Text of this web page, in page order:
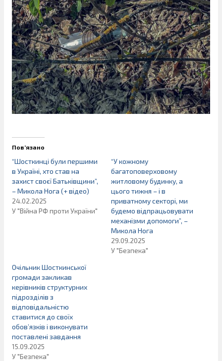
Пов’язано
“Шосткинці були першими
в Україні, хто став на
захист своєї Батьківщини”,
– Микола Нога (+ відео)
24.02.2025
У "Війна РФ проти України"
“У кожному
багатоповерховому
житловому будинку, а
цього тижня – і в
приватному секторі, ми
будемо відпрацьовувати
механізми допомоги”, –
Микола Нога
29.09.2025
У "Безпека"
Очільник Шосткинської
громади закликав
керівників структурних
підрозділів з
відповідальністю
ставитися до своїх
обов’язків і виконувати
поставлені завдання
15.09.2025
У "Безпека"